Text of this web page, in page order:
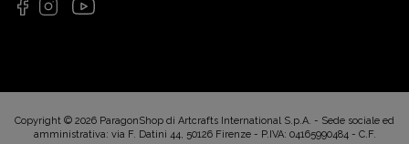
Copyright © 2026 ParagonShop di Artcrafts International S.p.A. - Sede sociale ed
amministrativa: via F. Datini 44, 50126 Firenze - P.IVA: 04165990484 - C.F.